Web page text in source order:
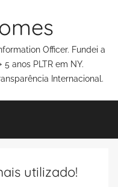
Officer. Fundei a
5 anos PLTR em NY.
Internacional.
utilizado!